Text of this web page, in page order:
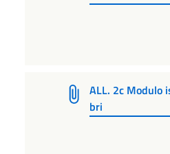
ALL. 2c Modulo
bri